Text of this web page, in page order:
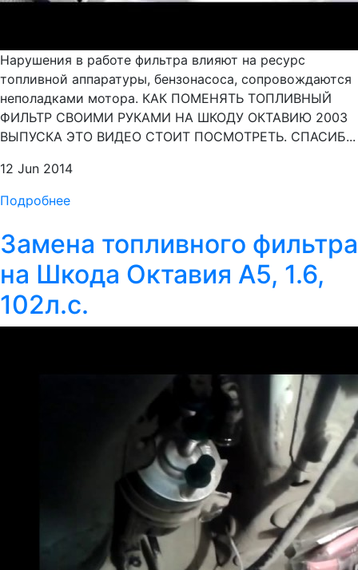
Нарушения в работе фильтра влияют на ресурс
топливной аппаратуры, бензонасоса, сопровождаются
неполадками мотора. КАК ПОМЕНЯТЬ ТОПЛИВНЫЙ
ФИЛЬТР СВОИМИ РУКАМИ НА ШКОДУ ОКТАВИЮ 2003
ВЫПУСКА ЭТО ВИДЕО СТОИТ ПОСМОТРЕТЬ. СПАСИБ...
12 Jun 2014
Подробнее
Замена топливного фильтра
на Шкода Октавия А5, 1.6,
102л.с.